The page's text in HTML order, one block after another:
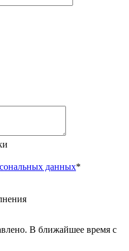
данных*
В ближайшее время с